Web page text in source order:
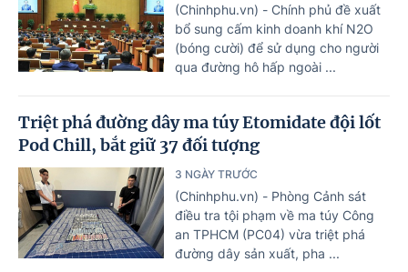
(Chinhphu.vn) - Chính phủ đề xuất
bổ sung cấm kinh doanh khí N2O
(bóng cười) để sử dụng cho người
qua đường hô hấp ngoài ...
Triệt phá đường dây ma túy Etomidate đội lốt
Pod Chill, bắt giữ 37 đối tượng
3 NGÀY TRƯỚC
(Chinhphu.vn) - Phòng Cảnh sát
điều tra tội phạm về ma túy Công
an TPHCM (PC04) vừa triệt phá
đường dây sản xuất, pha ...